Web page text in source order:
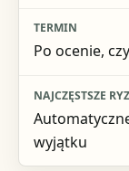
Po ocenie,
wyjątku